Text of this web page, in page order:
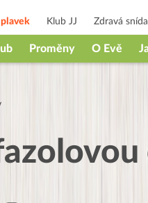
Klub JJ Zdravá
Proměny O Evě